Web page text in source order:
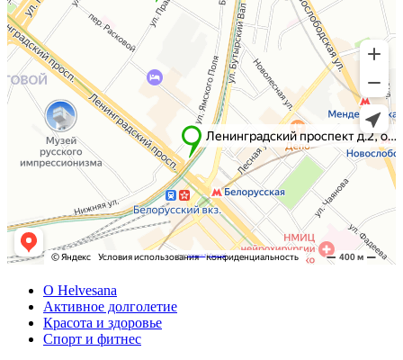
О Helvesana
Активное долголетие
Красота и здоровье
Спорт и фитнес